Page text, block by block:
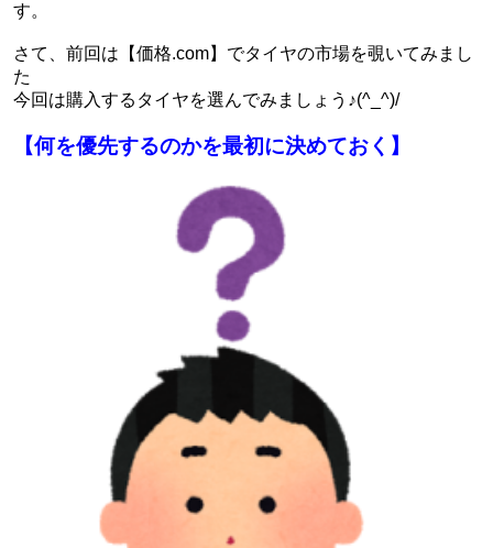
す。
さて、前回は【価格.com】でタイヤの市場を覗いてみまし
た
今回は購入するタイヤを選んでみましょう♪(^_^)/
【何を優先するのかを最初に決めておく】